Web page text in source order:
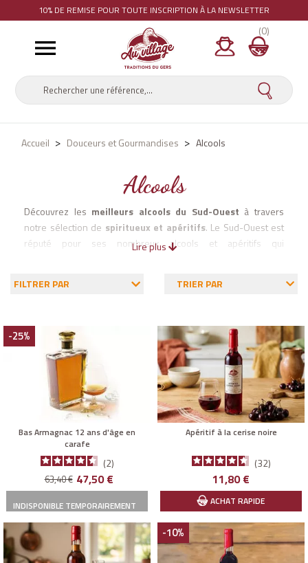
10% DE REMISE POUR TOUTE INSCRIPTION À LA NEWSLETTER

(0)
Accueil Douceurs et Gourmandises Alcools
Alcools
Découvrez les meilleurs alcools du Sud-Ouest à travers
notre sélection de spiritueux et apéritifs. Le Sud-Ouest est
réputé pour ses nombreux alcools et apéritifs qui
plongez dans un univers de nouvelles saveurs.
Lire plus
FILTRER PAR TRIER PAR
-25%
Bas Armagnac 12 ans d'âge en
carafe
2
Prix
de
base
63,40 € Prix
47,50 €
INDISPONIBLE TEMPORAIREMENT
Apéritif à la cerise noire
32
Prix
11,80 €
ACHAT RAPIDE
-10%